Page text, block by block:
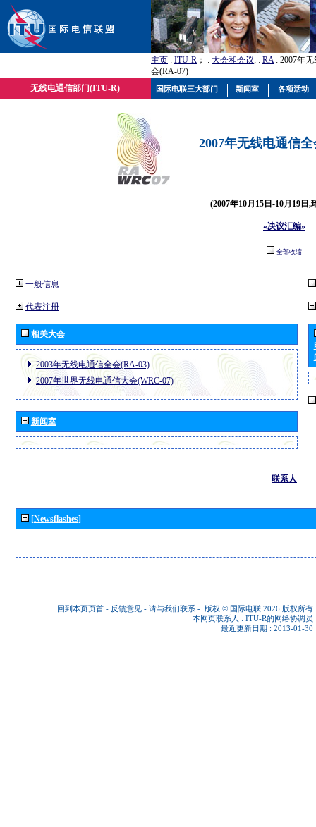
主页 : ITU-R ； : 大会和会议; : RA: 2007年
会(RA-07)
无线电通信部门(ITU-R)
2007年无线电通信
(2007年10月15日-10月19日,
«决议汇编»
全部收缩
一般信息
代表注册
相关大会
2003年无线电通信全会(RA-03)
2007年世界无线电通信大会(WRC-07)
新闻室
联系人
[Newsflashes]
回到本页页首 - 反馈意见 - 请与我们联系 - 版权 © 国际电联 2026 版权所有
本网页联系人 : ITU-R的网络协调员
最近更新日期 : 2013-01-30
国际电联三大部门 新闻室 各项活动